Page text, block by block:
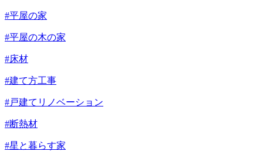
#平屋の家
#平屋の木の家
#床材
#建て方工事
#戸建てリノベーション
#断熱材
#星と暮らす家